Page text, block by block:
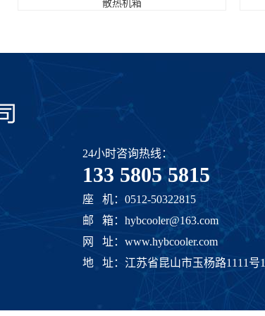
24小时咨询热线：
133 5805 5815
座 机：0512-50322815
邮 箱：hybcooler@163.com
网 址：www.hybcooler.com
地 址：江苏省昆山市玉杨路1111号